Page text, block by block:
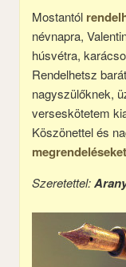
Mostantól
névnapra,
húsvétra,
Rendelhetsz
nagyszülőknek,
verseskötetem
Köszönettel és
Szeretettel: